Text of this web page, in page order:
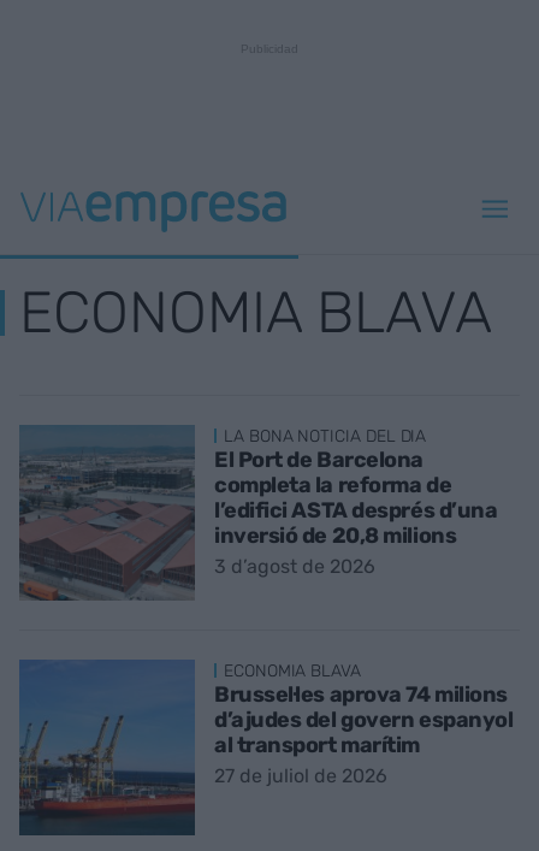
ECONOMIA BLAVA
LA BONA NOTICIA DEL DIA
El Port de Barcelona
completa la reforma de
l’edifici ASTA després d’una
inversió de 20,8 milions
3 d’agost de 2026
ECONOMIA BLAVA
Brussel·les aprova 74 milions
d’ajudes del govern espanyol
al transport marítim
27 de juliol de 2026